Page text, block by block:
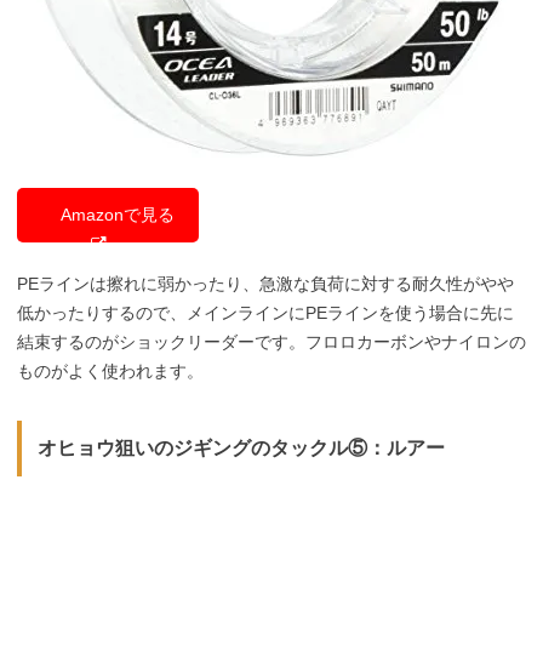
Amazonで見る
PEラインは擦れに弱かったり、急激な負荷に対する耐久性がやや
低かったりするので、メインラインにPEラインを使う場合に先に
結束するのがショックリーダーです。フロロカーボンやナイロンの
ものがよく使われます。
オヒョウ狙いのジギングのタックル⑤：ルアー